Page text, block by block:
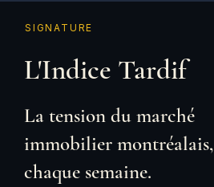
SIGNATURE
L'Indice Tardif
La tension du marché
immobilier montréalais,
chaque semaine.